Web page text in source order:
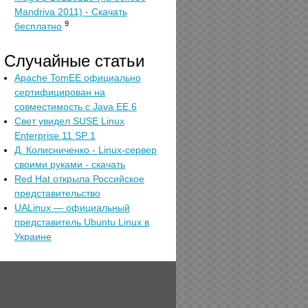
Mandriva 2011) - Скачать
бесплатно 9
Случайные статьи
Apache TomEE официально
сертифицирован на
совместимость с Java EE 6
Свет увидел SUSE Linux
Enterprise 11 SP 1
Д. Колисниченко - Linux-сервер
своими руками - скачать
Red Hat открыла Российское
представительство
UALinux — официальный
представитель Ubuntu Linux в
Украине